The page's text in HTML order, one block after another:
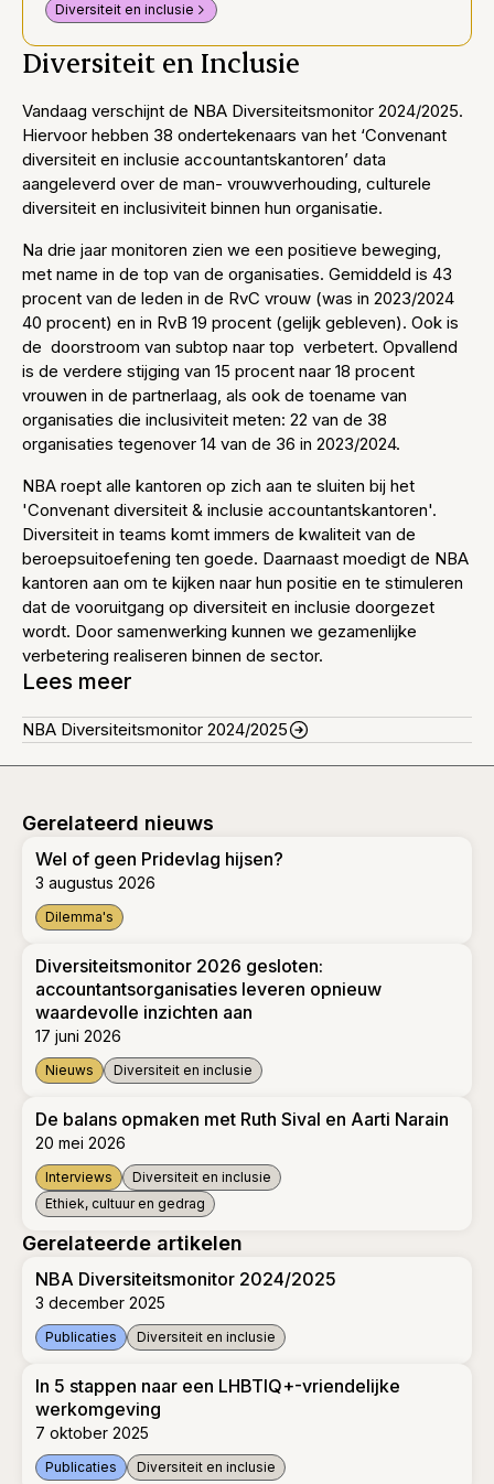
Diversiteit en inclusie
Diversiteit en Inclusie
Vandaag verschijnt de NBA Diversiteitsmonitor 2024/2025.
Hiervoor hebben 38 ondertekenaars van het ‘Convenant
diversiteit en inclusie accountantskantoren’ data
aangeleverd over de man- vrouwverhouding, culturele
diversiteit en inclusiviteit binnen hun organisatie.
Na drie jaar monitoren zien we een positieve beweging,
met name in de top van de organisaties. Gemiddeld is 43
procent van de leden in de RvC vrouw (was in 2023/2024
40 procent) en in RvB 19 procent (gelijk gebleven). Ook is
de doorstroom van subtop naar top verbetert. Opvallend
is de verdere stijging van 15 procent naar 18 procent
vrouwen in de partnerlaag, als ook de toename van
organisaties die inclusiviteit meten: 22 van de 38
organisaties tegenover 14 van de 36 in 2023/2024.
NBA roept alle kantoren op zich aan te sluiten bij het
'Convenant diversiteit & inclusie accountantskantoren'.
Diversiteit in teams komt immers de kwaliteit van de
beroepsuitoefening ten goede. Daarnaast moedigt de NBA
kantoren aan om te kijken naar hun positie en te stimuleren
dat de vooruitgang op diversiteit en inclusie doorgezet
wordt. Door samenwerking kunnen we gezamenlijke
verbetering realiseren binnen de sector.
Lees meer
NBA Diversiteitsmonitor 2024/2025
Gerelateerd nieuws
Wel of geen Pridevlag hijsen?
3 augustus 2026
Dilemma's
Diversiteitsmonitor 2026 gesloten:
accountantsorganisaties leveren opnieuw
waardevolle inzichten aan
17 juni 2026
Nieuws Diversiteit en inclusie
De balans opmaken met Ruth Sival en Aarti Narain
20 mei 2026
Interviews
Diversiteit en inclusie
Ethiek, cultuur en gedrag
Gerelateerde artikelen
NBA Diversiteitsmonitor 2024/2025
3 december 2025
Publicaties Diversiteit en inclusie
In 5 stappen naar een LHBTIQ+-vriendelijke
werkomgeving
7 oktober 2025
Publicaties Diversiteit en inclusie